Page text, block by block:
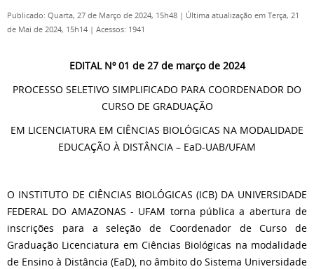
Publicado: Quarta, 27 de Março de 2024, 15h48 | Última atualização em Terça, 21
de Mai de 2024, 15h14 | Acessos: 1941
EDITAL Nº 01 de 27 de março de 2024
PROCESSO SELETIVO SIMPLIFICADO PARA COORDENADOR DO
CURSO DE GRADUAÇÃO
EM LICENCIATURA EM CIÊNCIAS BIOLÓGICAS NA MODALIDADE
EDUCAÇÃO À DISTÂNCIA – EaD-UAB/UFAM
O INSTITUTO DE CIÊNCIAS BIOLÓGICAS (ICB) DA UNIVERSIDADE
FEDERAL DO AMAZONAS - UFAM torna pública a abertura de
inscrições para a seleção de Coordenador de Curso de
Graduação Licenciatura em Ciências Biológicas na modalidade
de Ensino à Distância (EaD), no âmbito do Sistema Universidade